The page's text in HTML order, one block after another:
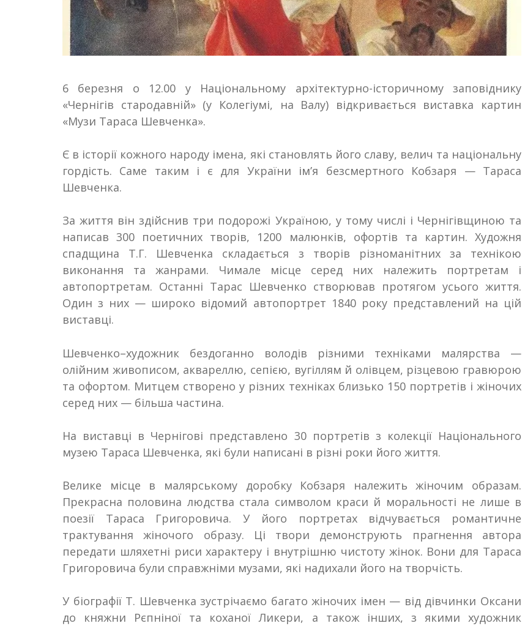
6 березня о 12.00 уНаціональному архітектурно-історичному заповіднику
«Чернігів стародавній» (у Колегіумі, на Валу) відкривається виставка картин
«Музи Тараса Шевченка».
Є в історії кожного народу імена, які становлять його славу, велич та національну
гордість. Саме таким і є для України ім’я безсмертного Кобзаря — Тараса
Шевченка.
За життя він здійснив три подорожі Україною, у тому числі і Чернігівщиною та
написав 300 поетичних творів, 1200 малюнків, офортів та картин. Художня
спадщина Т.Г. Шевченка складається з творів різноманітних за технікою
виконання та жанрами. Чимале місце серед них належить портретам і
автопортретам. Останні Тарас Шевченко створював протягом усього життя.
Один з них — широко відомий автопортрет 1840 року представлений на цій
виставці.
Шевченко–художник бездоганно володів різними техніками малярства —
олійним живописом, аквареллю, сепією, вугіллям й олівцем, різцевою гравюрою
та офортом. Митцем створено у різних техніках близько 150 портретів і жіночих
серед них — більша частина.
На виставці в Чернігові представлено 30 портретів з колекції Національного
музею Тараса Шевченка, які були написані в різні роки його життя.
Велике місце в малярському доробку Кобзаря належить жіночим образам.
Прекрасна половина людства стала символом краси й моральності не лише в
поезії Тараса Григоровича. У його портретах відчувається романтичне
трактування жіночого образу. Ці твори демонструють прагнення автора
передати шляхетні риси характеру і внутрішню чистоту жінок. Вони для Тараса
Григоровича були справжніми музами, які надихали його на творчість.
У біографії Т. Шевченка зустрічаємо багато жіночих імен — від дівчинки Оксани
до княжни Рєпніної та коханої Ликери, а також інших, з якими художник